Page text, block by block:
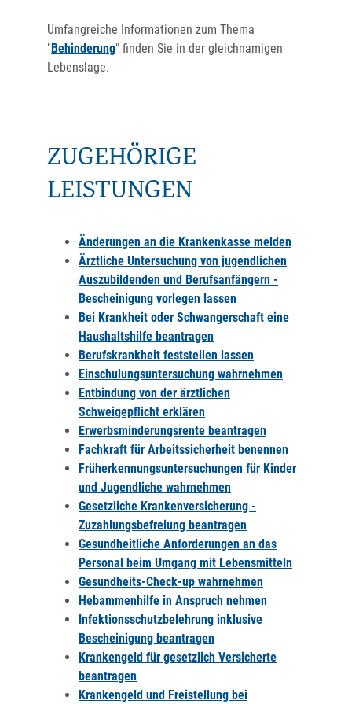
Umfangreiche Informationen zum Thema
"Behinderung" finden Sie in der gleichnamigen
Lebenslage.
ZUGEHÖRIGE
LEISTUNGEN
Änderungen an die Krankenkasse melden
Ärztliche Untersuchung von jugendlichen
Auszubildenden und Berufsanfängern -
Bescheinigung vorlegen lassen
Bei Krankheit oder Schwangerschaft eine
Haushaltshilfe beantragen
Berufskrankheit feststellen lassen
Einschulungsuntersuchung wahrnehmen
Entbindung von der ärztlichen
Schweigepflicht erklären
Erwerbsminderungsrente beantragen
Fachkraft für Arbeitssicherheit benennen
Früherkennungsuntersuchungen für Kinder
und Jugendliche wahrnehmen
Gesetzliche Krankenversicherung -
Zuzahlungsbefreiung beantragen
Gesundheitliche Anforderungen an das
Personal beim Umgang mit Lebensmitteln
Gesundheits-Check-up wahrnehmen
Hebammenhilfe in Anspruch nehmen
Infektionsschutzbelehrung inklusive
Bescheinigung beantragen
Krankengeld für gesetzlich Versicherte
beantragen
Krankengeld und Freistellung bei